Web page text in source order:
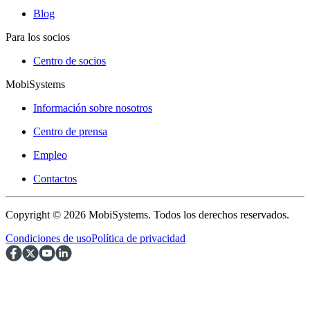
Blog
Para los socios
Centro de socios
MobiSystems
Información sobre nosotros
Centro de prensa
Empleo
Contactos
Copyright © 2026 MobiSystems. Todos los derechos reservados.
Condiciones de usoPolítica de privacidad